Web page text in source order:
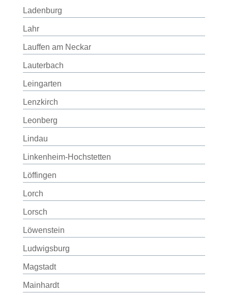
Ladenburg
Lahr
Lauffen am Neckar
Lauterbach
Leingarten
Lenzkirch
Leonberg
Lindau
Linkenheim-Hochstetten
Löffingen
Lorch
Lorsch
Löwenstein
Ludwigsburg
Magstadt
Mainhardt